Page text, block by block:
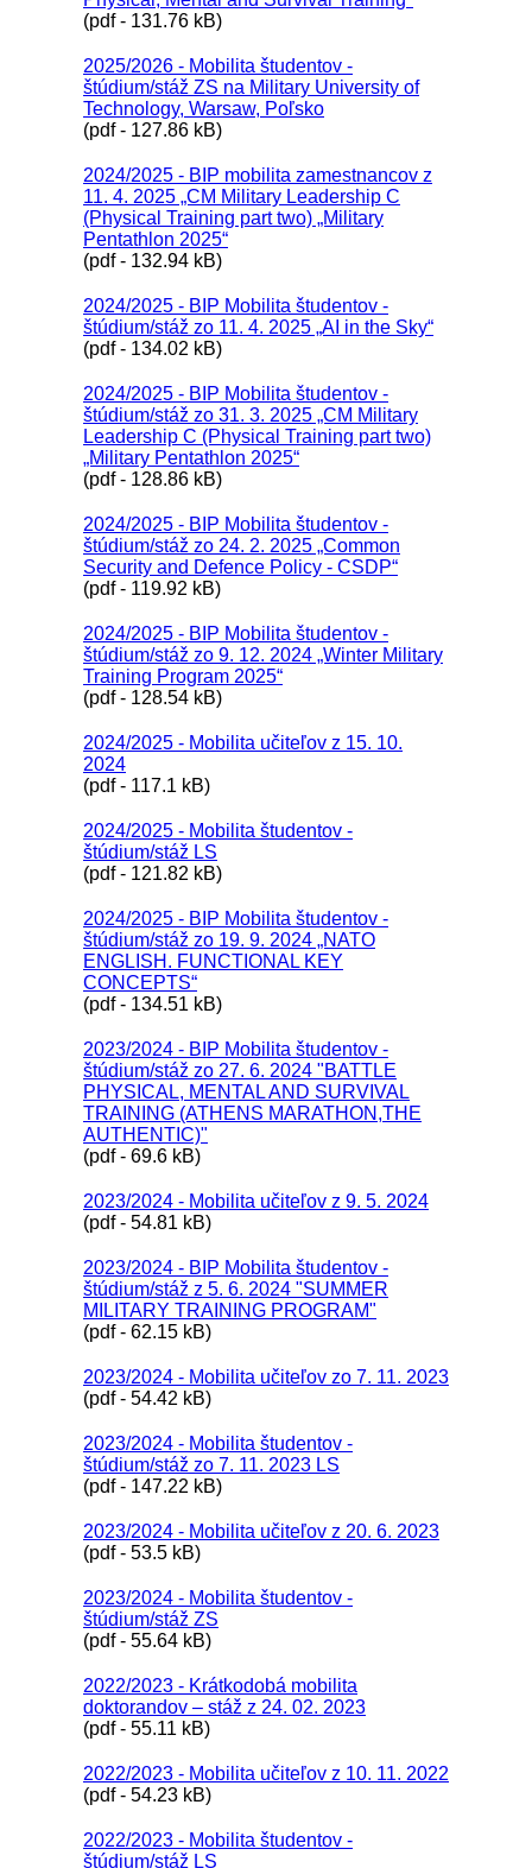
(pdf - 131.76 kB)
2025/2026 - Mobilita študentov -
štúdium/stáž ZS na Military University of
Technology, Warsaw, Poľsko
(pdf - 127.86 kB)
2024/2025 - BIP mobilita zamestnancov z
11. 4. 2025 „CM Military Leadership C
(Physical Training part two) „Military
Pentathlon 2025“
(pdf - 132.94 kB)
2024/2025 - BIP Mobilita študentov -
štúdium/stáž zo 11. 4. 2025 „AI in the Sky“
(pdf - 134.02 kB)
2024/2025 - BIP Mobilita študentov -
štúdium/stáž zo 31. 3. 2025 „CM Military
Leadership C (Physical Training part two)
„Military Pentathlon 2025“
(pdf - 128.86 kB)
2024/2025 - BIP Mobilita študentov -
štúdium/stáž zo 24. 2. 2025 „Common
Security and Defence Policy - CSDP“
(pdf - 119.92 kB)
2024/2025 - BIP Mobilita študentov -
štúdium/stáž zo 9. 12. 2024 „Winter Military
Training Program 2025“
(pdf - 128.54 kB)
2024/2025 - Mobilita učiteľov z 15. 10.
2024
(pdf - 117.1 kB)
2024/2025 - Mobilita študentov -
štúdium/stáž LS
(pdf - 121.82 kB)
2024/2025 - BIP Mobilita študentov -
štúdium/stáž zo 19. 9. 2024 „NATO
ENGLISH. FUNCTIONAL KEY
CONCEPTS“
(pdf - 134.51 kB)
2023/2024 - BIP Mobilita študentov -
štúdium/stáž zo 27. 6. 2024 "BATTLE
PHYSICAL, MENTAL AND SURVIVAL
TRAINING (ATHENS MARATHON,THE
AUTHENTIC)"
(pdf - 69.6 kB)
2023/2024 - Mobilita učiteľov z 9. 5. 2024
(pdf - 54.81 kB)
2023/2024 - BIP Mobilita študentov -
štúdium/stáž z 5. 6. 2024 "SUMMER
MILITARY TRAINING PROGRAM"
(pdf - 62.15 kB)
2023/2024 - Mobilita učiteľov zo 7. 11. 2023
(pdf - 54.42 kB)
2023/2024 - Mobilita študentov -
štúdium/stáž zo 7. 11. 2023 LS
(pdf - 147.22 kB)
2023/2024 - Mobilita učiteľov z 20. 6. 2023
(pdf - 53.5 kB)
2023/2024 - Mobilita študentov -
štúdium/stáž ZS
(pdf - 55.64 kB)
2022/2023 - Krátkodobá mobilita
doktorandov – stáž z 24. 02. 2023
(pdf - 55.11 kB)
2022/2023 - Mobilita učiteľov z 10. 11. 2022
(pdf - 54.23 kB)
2022/2023 - Mobilita študentov -
štúdium/stáž LS